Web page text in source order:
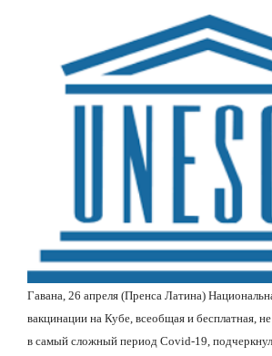
Гавана, 26 апреля (Пренса Латина)
вакцинации на Кубе, всеобщая и бесплатная,
в самый сложный период Covid-19,